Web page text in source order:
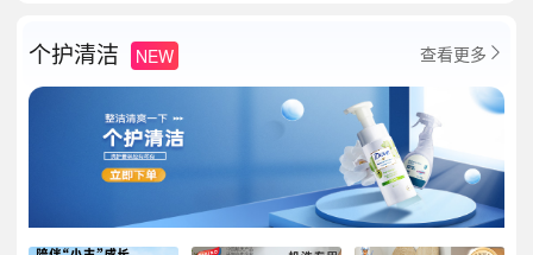
个护清洁 NEW 查看更多 